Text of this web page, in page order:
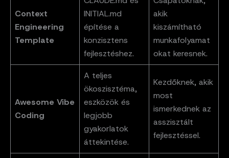
Context
Engineering
Template
INITIAL.md
építése a
konzisztens
fejlesztéshez.
akik
kiszámítható
munkafolyamat
okat keresnek.
Awesome Vibe
Coding
A teljes
ökoszisztéma,
eszközök és
legjobb
gyakorlatok
áttekintése.
Kezdőknek, akik
most
ismerkednek az
asszisztált
fejlesztéssel.